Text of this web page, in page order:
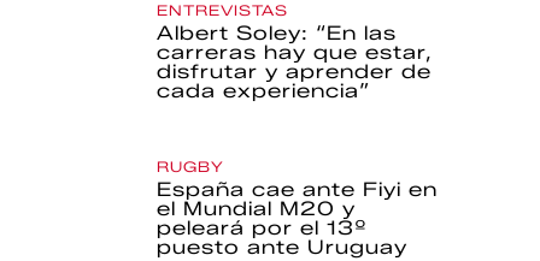
ENTREVISTAS
Albert Soley: “En las
carreras hay que estar,
disfrutar y aprender de
cada experiencia”
RUGBY
España cae ante Fiyi en
el Mundial M20 y
peleará por el 13º
puesto ante Uruguay